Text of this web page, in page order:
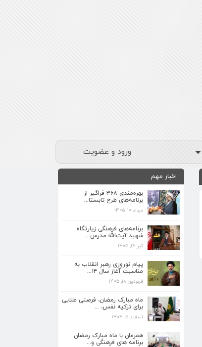
ورود و عضویت
اخبار مهم
بهره‌مندی ۳۶۸ فراگیر از
برنامه‌های طرح تابستا...
مرداد ۱۰, ۱۴۰۵
برنامه‌های فرهنگی زیارتگاه
شهید آیت‌الله مدرس...
تیر ۱۴, ۱۴۰۵
پیام نوروزی رهبر انقلاب به
مناسبت آغاز سال ۱۴...
فروردین ۱۸, ۱۴۰۵
ماه مبارک رمضان، فرصتی طلایی
برای تزکیه نفس، ...
اسفند ۵, ۱۴۰۴
همزمان با ماه مبارک رمضان
برنامه های فرهنگی و...
برنامه‌های فرهنگی زیارتگاه شهید آیت‌الله
تیر ۱۴, ۱۴۰۵
پیام نوروزی رهبر انقلاب به مناسبت آغاز
فروردین ۱۸, ۱۴۰۵
نفس، ...
اسفند ۵, ۱۴۰۴
فرهنگی و...
اسفند ۴, ۱۴۰۴